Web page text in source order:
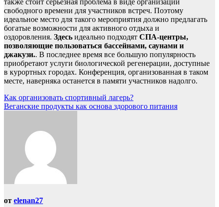
свободного времени для участников встреч. Поэтому
идеальное место для такого мероприятия должно предлагать
богатые возможности для активного отдыха и
оздоровления. Здесь идеально подходят СПА-центры,
позволяющие пользоваться бассейнами, саунами и
джакузи.. В последнее время все большую популярность
приобретают услуги биологической регенерации, доступные
в курортных городах. Конференция, организованная в таком
месте, наверняка останется в памяти участников надолго.
Навигация
по
Как организовать спортивный лагерь?
Веганские продукты как основа здорового питания
от elenan27